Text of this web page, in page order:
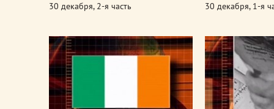
30 декабря, 2-я часть 30 декабря, 1-я